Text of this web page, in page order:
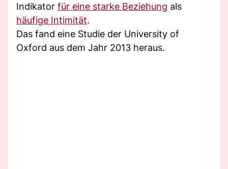
Indikator für eine starke Beziehung als
häufige Intimität.
Das fand eine Studie der University of
Oxford aus dem Jahr 2013 heraus.